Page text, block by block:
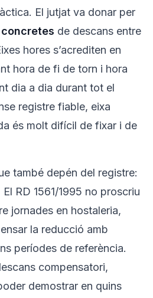
El jutjat va donar per
de descans entre
hores s’acrediten en
hora de fi de torn i hora
dia a dia durant tot el
registre fiable, eixa
és molt difícil de fixar i de
també depén del registre:
RD 1561/1995 no proscriu
jornades en hostaleria,
la reducció amb
períodes de referència.
compensatori,
demostrar en quins